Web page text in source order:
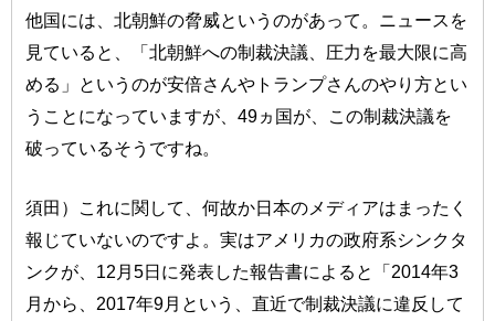
他国には、北朝鮮の脅威というのがあって。ニュースを
見ていると、「北朝鮮への制裁決議、圧力を最大限に高
める」というのが安倍さんやトランプさんのやり方とい
うことになっていますが、49ヵ国が、この制裁決議を
破っているそうですね。
須田）これに関して、何故か日本のメディアはまったく
報じていないのですよ。実はアメリカの政府系シンクタ
ンクが、12月5日に発表した報告書によると「2014年3
月から、2017年9月という、直近で制裁決議に違反して